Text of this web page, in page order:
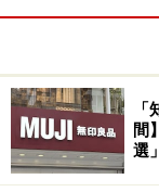
・都内の有名ベ
新宿「フォン
■ミャンマー
ミャンマーのカ
く油が多め。表
間
選